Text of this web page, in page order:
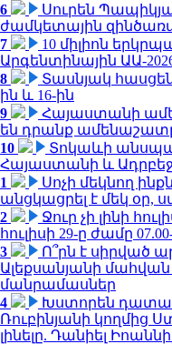
6
Սուրեն
ժամկետային
7
10 միլիոն
Արգենտինային ԱԱ-
8
Տասնյակ
ին և 16-ին
9
Հայաստանի
են դրանք
10
Տոկաևի
Հայաստանի և
1
Սոչի մեկնող
անցկացրել է մեկ օր,
2
Ջուր չի լինի
հուլիսի 29-ը ժամը
3
Ո՞րն է սիրված
Ալեքսանյանի
մանրամասներ
4
Խստորեն
Ռուբինյանի կողմից
լինելը. Դանիել